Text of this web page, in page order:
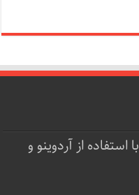
پروژه قفل‌ درب RFID با استفاده از آردوینو و